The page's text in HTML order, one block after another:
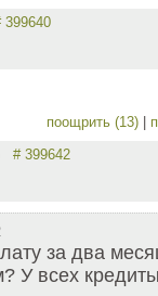
399640
поощрить (13)
# 399642
за два
У всех